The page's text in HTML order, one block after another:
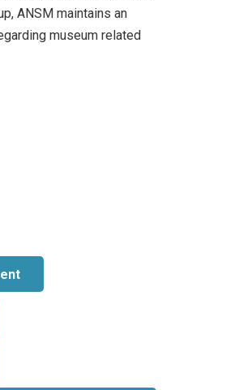
ANSM maintains an
museum related